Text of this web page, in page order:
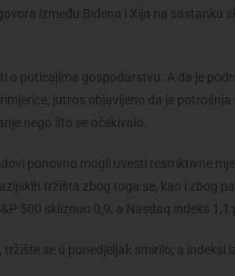
između Bidena i Xija na sastanku
o poticajima gospodarstvu. A da je
jutros objavljeno da je
nego što se očekivalo.
ponovno mogli uvesti restriktivne
tržišta zbog toga se, kao i zbog
500 skliznuo 0,9, a Nasdaq indeks 1,1
se u ponedjeljak smirilo, a indeksi